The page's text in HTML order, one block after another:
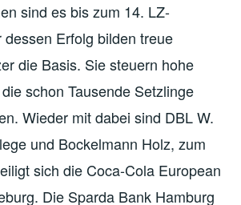
sind es bis zum 14. LZ-
Erfolg bilden treue
die Basis. Sie steuern hohe
schon Tausende Setzlinge
Wieder mit dabei sind DBL W.
und Bockelmann Holz, zum
sich die Coca-Cola European
Die Sparda Bank Hamburg